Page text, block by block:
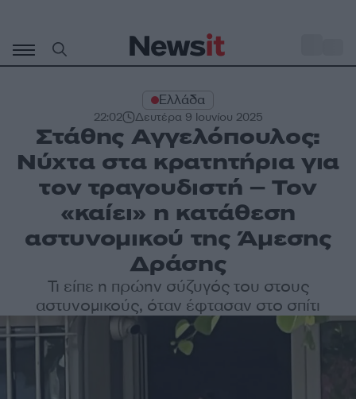
περιεχόμενο
Ελλάδα
22:02 Δευτέρα 9 Ιουνίου 2025
Στάθης Αγγελόπουλος:
Νύχτα στα κρατητήρια για
τον τραγουδιστή – Τον
«καίει» η κατάθεση
αστυνομικού της Άμεσης
Δράσης
Τι είπε η πρώην σύζυγός του στους
αστυνομικούς, όταν έφτασαν στο σπίτι